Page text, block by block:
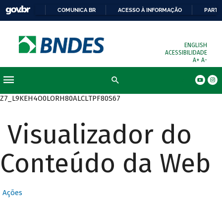
COMUNICA BR ACESSO À INFORMAÇÃO
ENGLISH
ACESSIBILIDADE
A+ A-
Z7_L9KEH4O0LORH80ALCLTPF80S67
Visualizador do
Conteúdo da Web
Ações